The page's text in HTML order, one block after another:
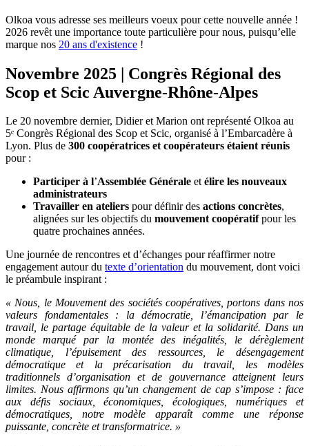
Olkoa vous adresse ses meilleurs voeux pour cette nouvelle année !
2026 revêt une importance toute particulière pour nous, puisqu’elle
marque nos 20 ans d'existence !
Novembre 2025 | Congrès Régional des
Scop et Scic Auvergne-Rhône-Alpes
Le 20 novembre dernier, Didier et Marion ont représenté Olkoa au
5ᵉ Congrès Régional des Scop et Scic, organisé à l’Embarcadère à
Lyon. Plus de 300 coopératrices et coopérateurs étaient réunis
pour :
Participer à l’Assemblée Générale etélire les nouveaux
administrateurs
Travailler en ateliers pour définir des actions concrètes,
alignées sur les objectifs du mouvement coopératifpour les
quatre prochaines années.
Une journée de rencontres et d’échanges pour réaffirmer notre
engagement autour du texte d’orientation du mouvement, dont voici
le préambule inspirant :
« Nous, le Mouvement des sociétés coopératives, portons dans nos
valeurs fondamentales : la démocratie, l’émancipation par le
travail, le partage équitable de la valeur et la solidarité. Dans un
monde marqué par la montée des inégalités, le dérèglement
climatique, l’épuisement des ressources, le désengagement
démocratique et la précarisation du travail, les modèles
traditionnels d’organisation et de gouvernance atteignent leurs
limites. Nous affirmons qu’un changement de cap s’impose : face
aux défis sociaux, économiques, écologiques, numériques et
démocratiques, notre modèle apparaît comme une réponse
puissante, concrète et transformatrice. »